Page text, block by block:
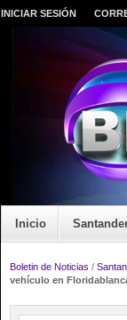
INICIAR SESIÓN
Inicio
Boletin de Noticias /
vehículo en